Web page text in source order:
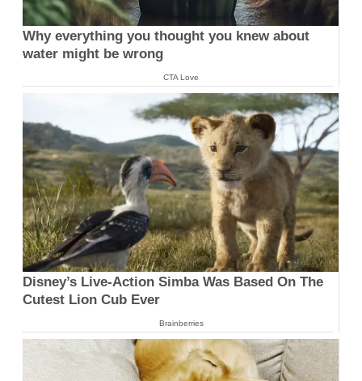
Why everything you thought you knew about
water might be wrong
CTA Love
Disney’s Live-Action Simba Was Based On The
Cutest Lion Cub Ever
Brainberries